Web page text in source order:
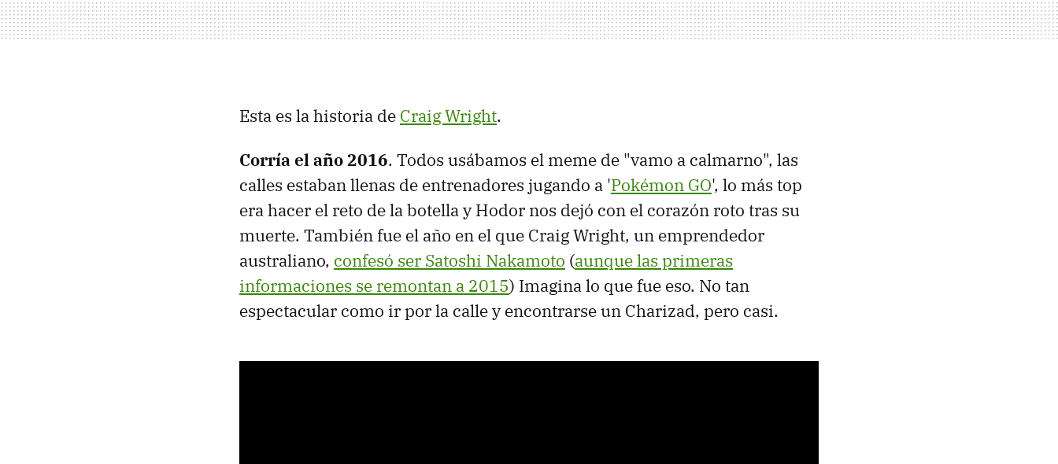
Esta es la historia de Craig Wright.
Corría el año 2016. Todos usábamos el meme de "vamo a calmarno", las
calles estaban llenas de entrenadores jugando a 'Pokémon GO', lo más top
era hacer el reto de la botella y Hodor nos dejó con el corazón roto tras su
muerte. También fue el año en el que Craig Wright, un emprendedor
australiano, confesó ser Satoshi Nakamoto (aunque las primeras
informaciones se remontan a 2015) Imagina lo que fue eso. No tan
espectacular como ir por la calle y encontrarse un Charizad, pero casi.